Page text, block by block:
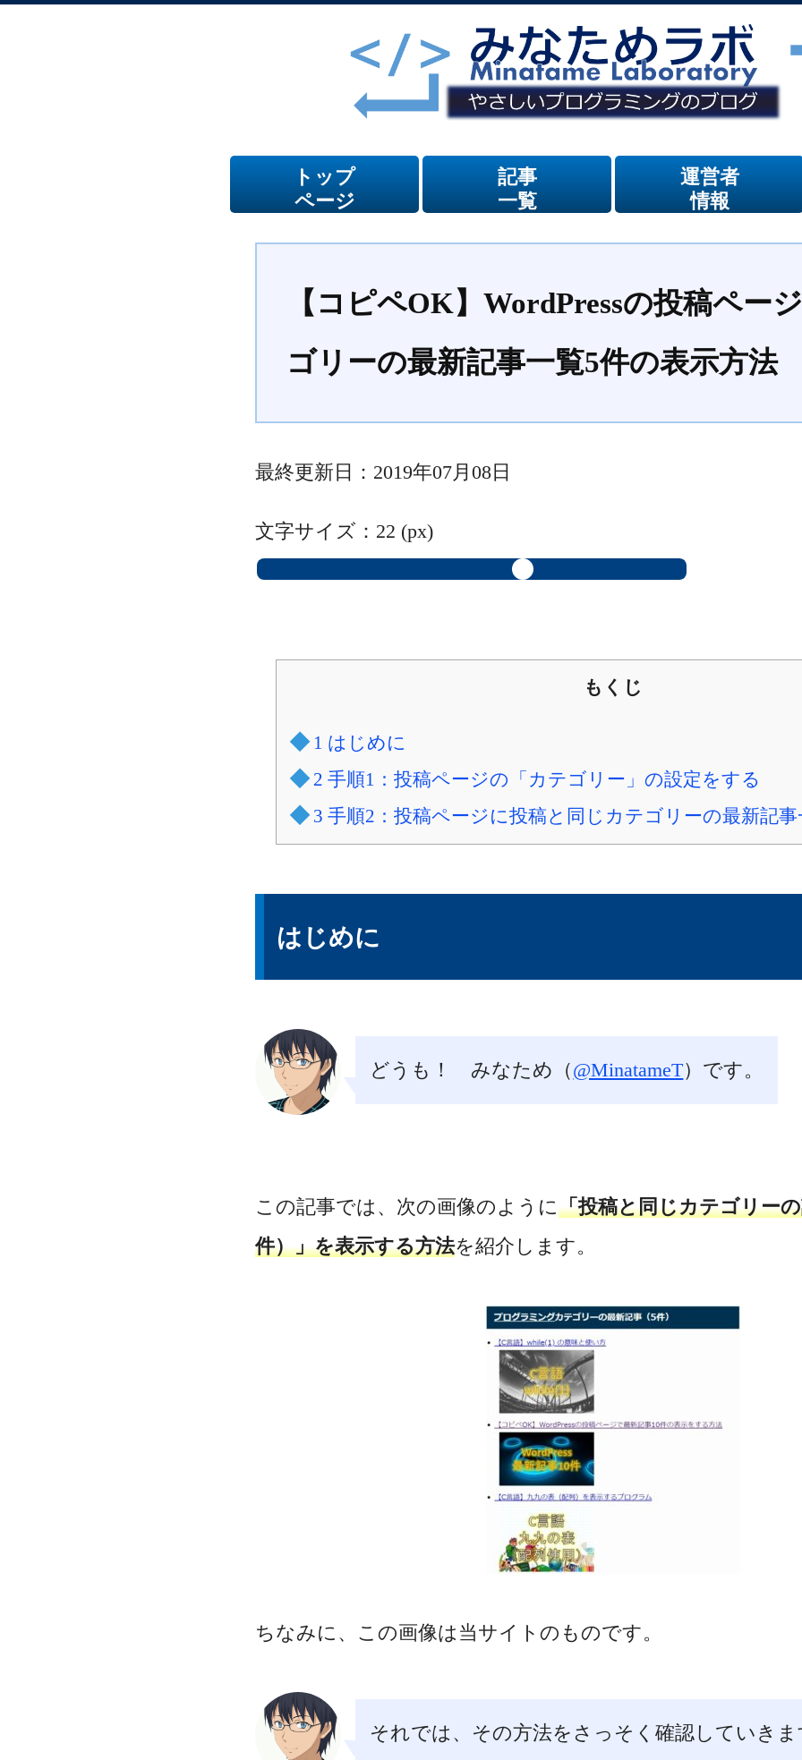
トップ
ページ
記事
一覧
運営者
情報
【コピペOK】WordPressの投稿ペー
ゴリーの最新記事一覧5件の表示方法
最終更新日：2019年07月08日
文字サイズ： 22 (px)
もくじ
1 はじめに
2 手順1：投稿ページの「カテゴリー」の設定をする
3 手順2：投稿ページに投稿と同じカテゴリーの最新記
はじめに
どうも！ みなため（@MinatameT）です。
この記事では、次の画像のように「投稿と同じカテゴリー
件）」を表示する方法を紹介します。
ちなみに、この画像は当サイトのものです。
それでは、その方法をさっそく確認していきま